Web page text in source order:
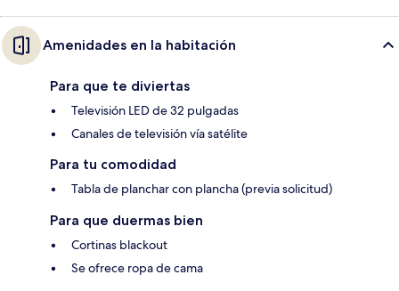
Amenidades en la habitación
Para que te diviertas
Televisión LED de 32 pulgadas
Canales de televisión vía satélite
Para tu comodidad
Tabla de planchar con plancha (previa solicitud)
Para que duermas bien
Cortinas blackout
Se ofrece ropa de cama